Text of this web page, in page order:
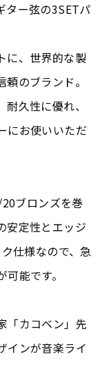
ター弦の3SETパ
に、世界的な製
のブランド。
久性に優れ、
にお使いいただ
ブロンズを巻
安定性とエッジ
仕様なので、急
能です。
「カコベン」先
インが音楽ライ